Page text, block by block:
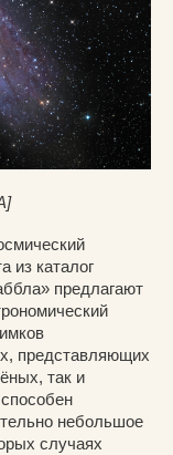
из каталог
предлагают
представляющих
так и
небольшое
случаях